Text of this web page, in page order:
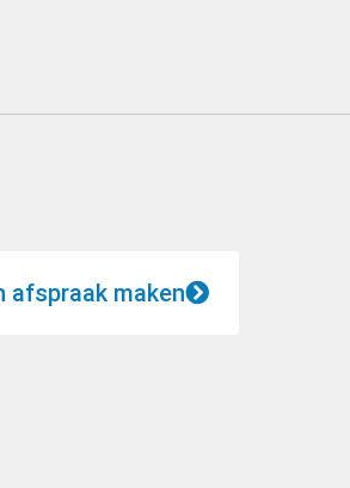
afspraak maken